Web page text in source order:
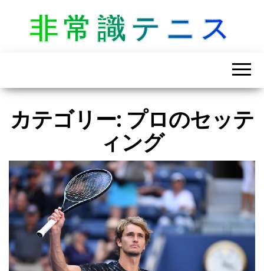
非常識テニス
カテゴリー: プロのセッテ
ィング